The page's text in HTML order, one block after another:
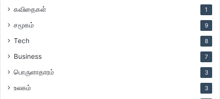
கவிதைகள் 1
சமூகம் 9
Tech 8
Business 7
பொருளாதாரம் 3
உலகம் 3